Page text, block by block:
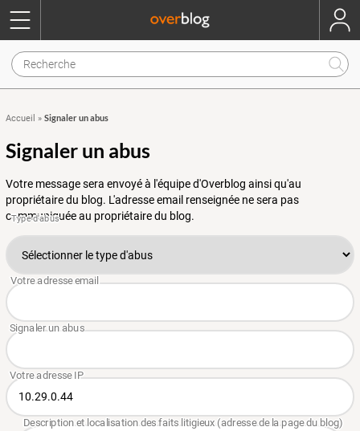
Accueil » Signaler un abus
Signaler un abus
Votre message sera envoyé à l'équipe d'Overblog ainsi qu'au
propriétaire du blog. L'adresse email renseignée ne sera pas
communiquée au propriétaire du blog.